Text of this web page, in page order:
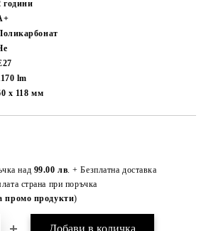
години
lm
x 118мм
над 99.00 лв. + Безплатна доставка
страна при поръчка
промо продукти)